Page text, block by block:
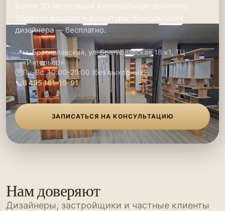
Более 30 экспозиций в натуральную величину.
Образцы фасадов и фурнитуры. Консультация
дизайнера — бесплатно.
📍м. Братиславская, ул. Братиславская 18 к1, ТЦ
«Интерьер»
🕑Пн–Вс: 10:00–20:00 (без выходных)
📞8 495 181-19-91
ЗАПИСАТЬСЯ НА КОНСУЛЬТАЦИЮ
Нам доверяют
Дизайнеры, застройщики и частные клиенты